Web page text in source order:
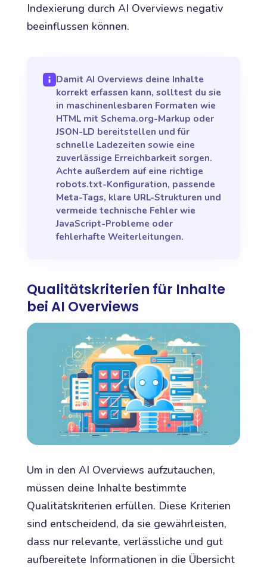
Indexierung durch AI Overviews negativ
beeinflussen können.
Damit AI Overviews deine Inhalte
korrekt erfassen kann, solltest du sie
in maschinenlesbaren Formaten wie
HTML mit Schema.org-Markup oder
JSON-LD bereitstellen und für
schnelle Ladezeiten sowie eine
zuverlässige Erreichbarkeit sorgen.
Achte außerdem auf eine richtige
robots.txt-Konfiguration, passende
Meta-Tags, klare URL-Strukturen und
vermeide technische Fehler wie
JavaScript-Probleme oder
fehlerhafte Weiterleitungen.
Qualitätskriterien für Inhalte
bei AI Overviews
Um in den AI Overviews aufzutauchen,
müssen deine Inhalte bestimmte
Qualitätskriterien erfüllen. Diese Kriterien
sind entscheidend, da sie gewährleisten,
dass nur relevante, verlässliche und gut
aufbereitete Informationen in die Übersicht